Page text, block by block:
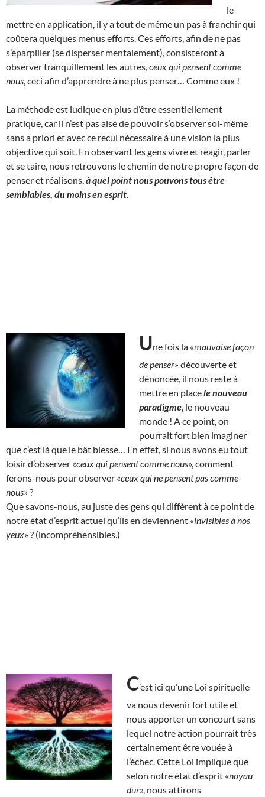
le
mettre en application, il y a tout de même un pas à franchir qui
coûtera quelques menus efforts. Ces efforts, afin de ne pas
s’éparpiller (se disperser mentalement), consisteront à
observer tranquillement les autres, ceux qui pensent comme
nous , ceci afin d’apprendre à ne plus penser… Comme eux !
La méthode est ludique en plus d’être essentiellement
pratique, car il n’est pas aisé de pouvoir s’observer soi-même
sans a priori et avec ce recul nécessaire à une vision la plus
objective qui soit. En observant les gens vivre et réagir, parler
et se taire, nous retrouvons le chemin de notre propre façon de
penser et réalisons, à quel point nous pouvons tous être
semblables, du moins en esprit.
Une fois la «mauvaise façon
de penser» découverte et
dénoncée, il nous reste à
mettre en placele nouveau
paradigme , le nouveau
monde ! A ce point, on
pourrait fort bien imaginer
que c’est là que le bât blesse… En effet, si nous avons eu tout
loisir d’observer «ceux qui pensent comme nous», comment
ferons-nous pour observer «ceux qui ne pensent pas comme
nous» ?
Que savons-nous, au juste des gens qui diffèrent à ce point de
notre état d’esprit actuel qu’ils en deviennent «invisibles à nos
yeux» ? (incompréhensibles.)
C’est ici qu’une Loi spirituelle
va nous devenir fort utile et
nous apporter un concourt sans
lequel notre action pourrait très
certainement être vouée à
l’échec. Cette Loi implique que
selon notre état d’esprit «noyau
dur», nous attirons